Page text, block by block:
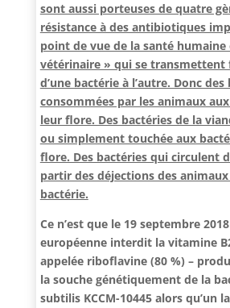
sont aussi porteuses de quatre
résistance à des antibiotiques
point de vue de la santé humaine
vétérinaire » qui se transmettent
d’une bactérie à l’autre. Donc des
consommées par les animaux
leur flore. Des bactéries de la
ou simplement touchée aux
flore. Des bactéries qui circulent
partir des déjections des
bactérie.
Ce n’est que le 19 septembre
européenne interdit la vitamine
appelée riboflavine (80 %) –
la souche génétiquement de la
subtilis KCCM-10445 alors qu’un